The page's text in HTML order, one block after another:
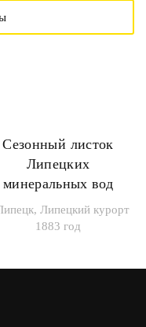
Сезонный листок
Липецких
минеральных вод
Липецкий курорт
1883 год